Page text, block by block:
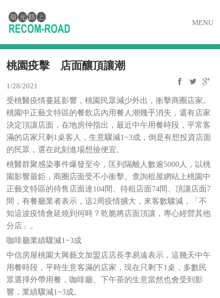
MENU
桃園疫擊 店面釀頂讓潮
1/28/2021
受桃醫疫情蔓延影響，桃園民眾減少外出，衝擊商圈店家。
桃園中正藝文特區的餐飲店內用餐人潮幾乎消失，還有店家
決定頂讓店面，在地房仲指出，最近中午用餐時段，平常客
滿的店家只剩1桌客人，生意驟減1~3成，倒是有想投資店面
的民眾，選在此刻進場想撿便宜。
桃醫群聚感染事件爆發至今，匡列隔離人數逾5000人，以桃
園影響最鉅，商圈店面受不小衝擊。查詢租屋網站上桃園中
正藝文特區的待售店面達104間、待租店面74間、頂讓店面7
間，有餐廳業者表示，這2周疫情擴大，來客數驟減，「不
知這波疫情會延燒到何時？乾脆將店面頂讓，專心經營其他
分店」。
咖啡廳業績驟減1~3成
中信房屋桃園大興藝文加盟店店長李易遠表示，這幾天中午
用餐時段，平時生意客滿的店家，現在只剩下1桌，多數民
眾選擇外帶用餐，咖啡廳、下午茶的生意當然也會受到影
響，業績驟減1~3成。